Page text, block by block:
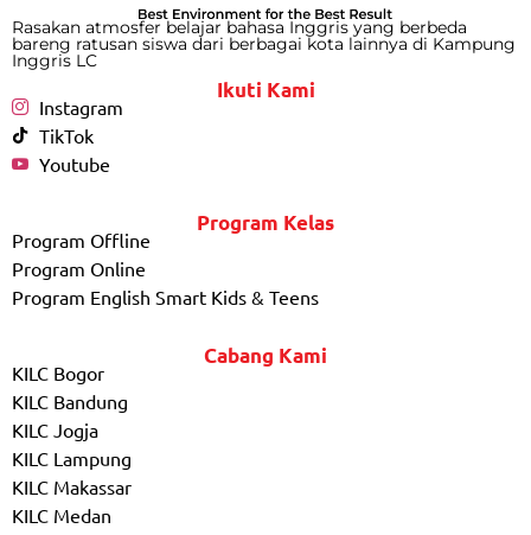
Rasakan atmosfer belajar bahasa Inggris yang berbeda
bareng ratusan siswa dari berbagai kota lainnya di Kampung
Inggris LC
Ikuti Kami
Instagram
TikTok
Youtube
Program Kelas
Program Offline
Program Online
Program English Smart Kids & Teens
Cabang Kami
KILC Bogor
KILC Bandung
KILC Jogja
KILC Lampung
KILC Makassar
KILC Medan